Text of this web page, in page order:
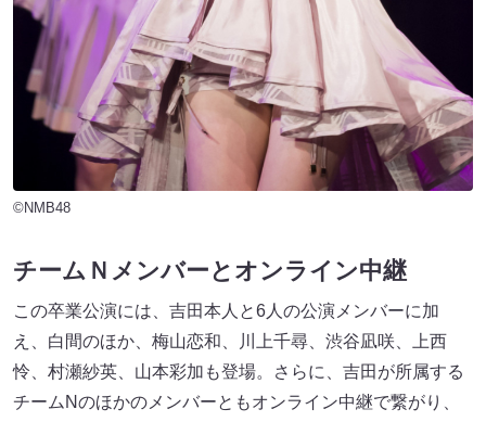
©NMB48
チームＮメンバーとオンライン中継
この卒業公演には、吉田本人と6人の公演メンバーに加
え、白間のほか、梅山恋和、川上千尋、渋谷凪咲、上西
怜、村瀬紗英、山本彩加も登場。さらに、吉田が所属する
チームNのほかのメンバーともオンライン中継で繋がり、